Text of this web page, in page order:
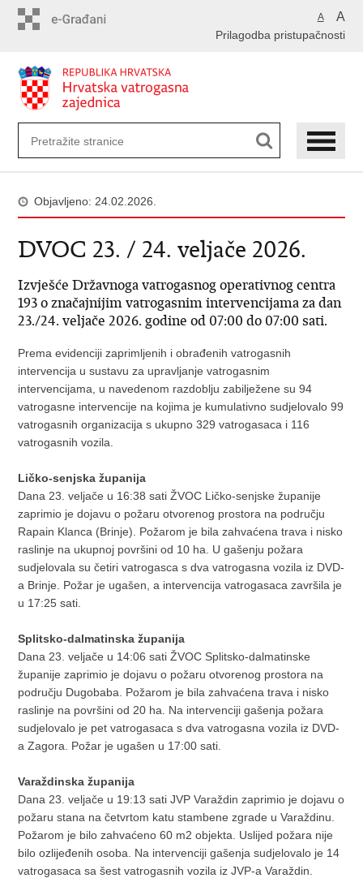
A A
Prilagodba pristupačnosti
Objavljeno: 24.02.2026.
DVOC 23. / 24. veljače 2026.
Izvješće Državnoga vatrogasnog operativnog centra
193 o značajnijim vatrogasnim intervencijama za dan
23./24. veljače 2026. godine od 07:00 do 07:00 sati.
Prema evidenciji zaprimljenih i obrađenih vatrogasnih
intervencija u sustavu za upravljanje vatrogasnim
intervencijama, u navedenom razdoblju zabilježene su 94
vatrogasne intervencije na kojima je kumulativno sudjelovalo 99
vatrogasnih organizacija s ukupno 329 vatrogasaca i 116
vatrogasnih vozila.
Ličko-senjska županija
Dana 23. veljače u 16:38 sati ŽVOC Ličko-senjske županije
zaprimio je dojavu o požaru otvorenog prostora na području
Rapain Klanca (Brinje). Požarom je bila zahvaćena trava i nisko
raslinje na ukupnoj površini od 10 ha. U gašenju požara
sudjelovala su četiri vatrogasca s dva vatrogasna vozila iz DVD-
a Brinje. Požar je ugašen, a intervencija vatrogasaca završila je
u 17:25 sati.
Splitsko-dalmatinska županija
Dana 23. veljače u 14:06 sati ŽVOC Splitsko-dalmatinske
županije zaprimio je dojavu o požaru otvorenog prostora na
području Dugobaba. Požarom je bila zahvaćena trava i nisko
raslinje na površini od 20 ha. Na intervenciji gašenja požara
sudjelovalo je pet vatrogasaca s dva vatrogasna vozila iz DVD-
a Zagora. Požar je ugašen u 17:00 sati.
Varaždinska županija
Dana 23. veljače u 19:13 sati JVP Varaždin zaprimio je dojavu o
požaru stana na četvrtom katu stambene zgrade u Varaždinu.
Požarom je bilo zahvaćeno 60 m2 objekta. Uslijed požara nije
bilo ozlijeđenih osoba. Na intervenciji gašenja sudjelovalo je 14
vatrogasaca sa šest vatrogasnih vozila iz JVP-a Varaždin.